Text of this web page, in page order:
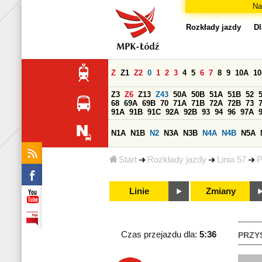
Start Rozkłady jazdy Linia 57
Rozkłady jazdy
Z Z1 Z2 0 1 2 3 4 5 6 7 8 9 10A
Z3 Z6 Z13 Z43 50A 50B 51A 51B 52
68 69A 69B 70 71A 71B 72A 72B 73
91A 91B 91C 92A 92B 93 94 96 97A
N1A N1B N2 N3A N3B N4A N4B N5A
Linie Zmiany
Czas przejazdu dla: 5:36